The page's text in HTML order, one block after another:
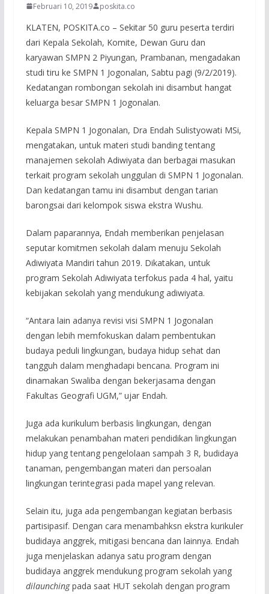
Februari 10, 2019 poskita.co
KLATEN, POSKITA.co – Sekitar 50 guru peserta terdiri
dari Kepala Sekolah, Komite, Dewan Guru dan
karyawan SMPN 2 Piyungan, Prambanan, mengadakan
studi tiru ke SMPN 1 Jogonalan, Sabtu pagi (9/2/2019).
Kedatangan rombongan sekolah ini disambut hangat
keluarga besar SMPN 1 Jogonalan.
Kepala SMPN 1 Jogonalan, Dra Endah Sulistyowati MSi,
mengatakan, untuk materi studi banding tentang
manajemen sekolah Adiwiyata dan berbagai masukan
terkait program sekolah unggulan di SMPN 1 Jogonalan.
Dan kedatangan tamu ini disambut dengan tarian
barongsai dari kelompok siswa ekstra Wushu.
Dalam paparannya, Endah memberikan penjelasan
seputar komitmen sekolah dalam menuju Sekolah
Adiwiyata Mandiri tahun 2019. Dikatakan, untuk
program Sekolah Adiwiyata terfokus pada 4 hal, yaitu
kebijakan sekolah yang mendukung adiwiyata.
“Antara lain adanya revisi visi SMPN 1 Jogonalan
dengan lebih memfokuskan dalam pembentukan
budaya peduli lingkungan, budaya hidup sehat dan
tangguh dalam menghadapi bencana. Program ini
dinamakan Swaliba dengan bekerjasama dengan
Fakultas Geografi UGM,” ujar Endah.
Juga ada kurikulum berbasis lingkungan, dengan
melakukan penambahan materi pendidikan lingkungan
hidup yang tentang pengelolaan sampah 3 R, budidaya
tanaman, pengembangan materi dan persoalan
lingkungan terintegrasi pada mapel yang relevan.
Selain itu, juga ada pengembangan kegiatan berbasis
partisipasif. Dengan cara menambahksn ekstra kurikuler
budidaya anggrek, mitigasi bencana dan lainnya. Endah
juga menjelaskan adanya satu program dengan
budidaya anggrek mendukung program sekolah yang
dilaunchingpada saat HUT sekolah dengan program